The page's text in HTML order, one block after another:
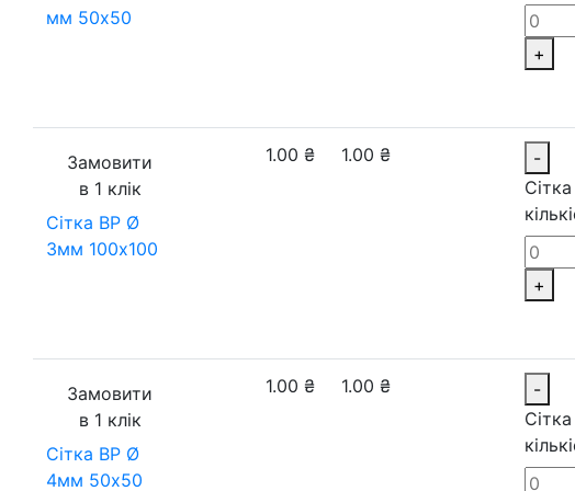
мм 50х50
+
Замовити
в 1 клік
Сітка ВР Ø
3мм 100х100
1.00 ₴ 1.00 ₴
-
+
Замовити
в 1 клік
Сітка ВР Ø
4мм 50х50
1.00 ₴ 1.00 ₴
-